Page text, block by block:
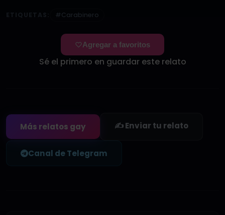
#Carabinero
Agregar a favoritos
Sé el primero en guardar este relato
Más relatos gay ✍️ Enviar tu relato
Canal de Telegram